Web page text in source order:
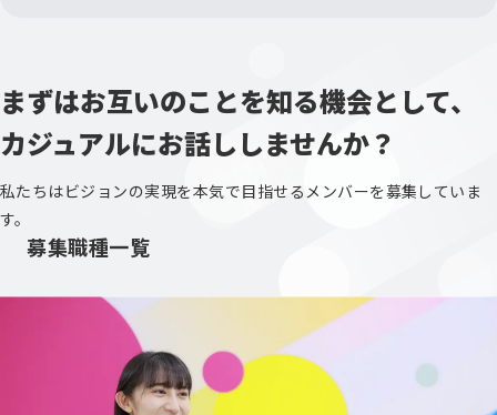
まずはお互いのことを知る機会として、
カジュアルにお話ししませんか？
私たちはビジョンの実現を本気で目指せるメンバーを募集していま
す。
募集職種一覧